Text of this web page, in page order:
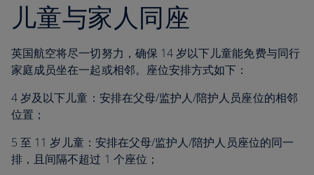
儿童与家人同座
英国航空将尽一切努力，确保 14 岁以下儿童能免费与同行
家庭成员坐在一起或相邻。座位安排方式如下：
4 岁及以下儿童：安排在父母/监护人/陪护人员座位的相邻
位置；
5 至 11 岁儿童：安排在父母/监护人/陪护人员座位的同一
排，且间隔不超过 1 个座位；